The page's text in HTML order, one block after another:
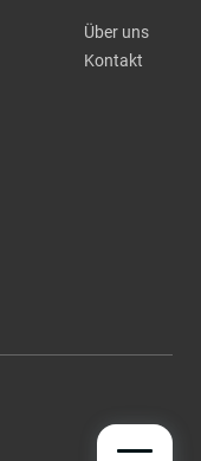
Über uns
Kontakt